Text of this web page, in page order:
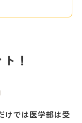
！
けでは医学部は受